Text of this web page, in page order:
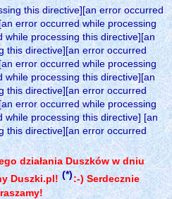
this directive][an error occurred
error occurred while processing
processing this directive][an
this directive][an error occurred
error occurred while processing
processing this directive][an
this directive][an error occurred
error occurred while processing
processing this directive] [an
this directive][an error occurred
działania Duszków w dniu
Duszki.pl! (*):-) Serdecznie